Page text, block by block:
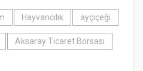
Hayvancılık ayçiçeği
Aksaray Ticaret Borsası